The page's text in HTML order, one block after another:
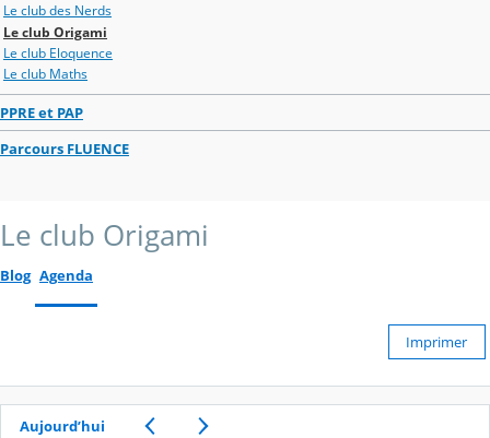
Le club des Nerds
Le club Origami
Le club Eloquence
Le club Maths
PPRE et PAP
Parcours FLUENCE
Le club Origami
Blog Agenda
Imprimer
Aujourd’hui